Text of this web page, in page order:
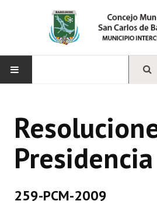
CONCEJO
Bloques Políticos
Comisiones Permanentes
Presidencia
259-PCM-2009